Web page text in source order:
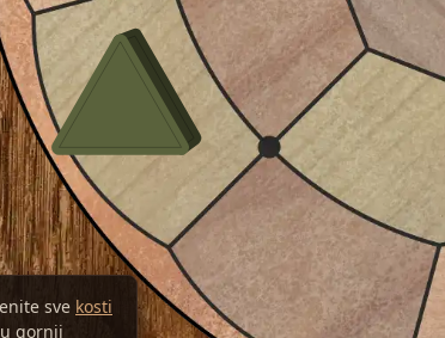
sve kosti
gornji